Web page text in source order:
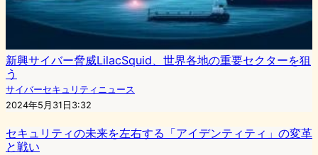
新興サイバー脅威LilacSquid、世界各地の重要セクターを狙
う
サイバーセキュリティニュース
2024年5月31日3:32
セキュリティの未来を左右する「アイデンティティ」の変革
と戦い